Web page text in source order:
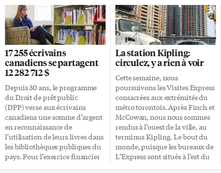
baroque. Pour elle, même
enfant, elle a toujours pu
s’exprimer à travers la flûte,
d’une façon qui lui était propre.
«C’était très important pour
moi», indique-t-elle à
L’Express. «Je pense que je n’ai
jamais considéré la flûte comme
un simple loisir.» Entre
concerts de chambres,
orchestres, concerts,
associations, […]
rencontre. Kadri absent Les
Maple Leafs qui affichaient un
dossier de 3 victoires et 3
défaites avant de revenir à
l’Aréna Scotiabank ont apporté
quelques modifications à leur
alignement avant le début du
match. Nazem Kadri qui a subi
une commotion cérébrale lors
du match de samedi à St-Louis,
et qui sera sur la touche […]
17 255 écrivains
canadiens se partagent
12 282 712 $
Depuis 30 ans, le programme
du Droit de prêt public
(DPP) verse aux écrivains
canadiens une somme d’argent
en reconnaissance de
l’utilisation de leurs livres dans
les bibliothèques publiques du
pays. Pour l’exercice financier
La station Kipling:
circulez, y a rien à voir
Cette semaine, nous
poursuivons les Visites Express
consacrées aux extrémités du
métro torontois. Après Finch et
McCowan, nous nous sommes
rendus à l’ouest de la ville, au
terminus Kipling. Le bout du
monde, puisque les bureaux de
L’Express sont situés à l’est du